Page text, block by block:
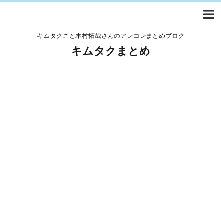
キムタクこと木村拓哉さんのアレコレまとめブログ
キムタクまとめ